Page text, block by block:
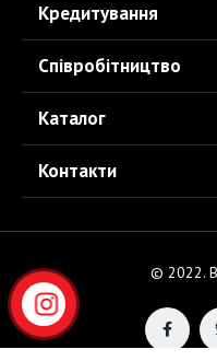
Кредитування
Співробітництво
Каталог
Контакти
© 2022.